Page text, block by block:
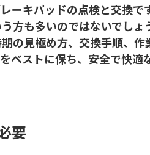
ーキパッドの点検と交換で
方も多いのではないでしょ
の見極め方、交換手順、作
ベストに保ち、安全で快適
要